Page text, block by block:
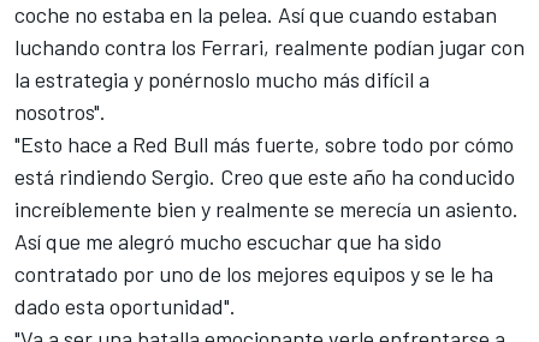
coche no estaba en la pelea. Así que cuando estaban
luchando contra los Ferrari, realmente podían jugar con
la estrategia y ponérnoslo mucho más difícil a
nosotros".
"Esto hace a Red Bull más fuerte, sobre todo por cómo
está rindiendo Sergio. Creo que este año ha conducido
increíblemente bien y realmente se merecía un asiento.
Así que me alegró mucho escuchar que ha sido
contratado por uno de los mejores equipos y se le ha
dado esta oportunidad".